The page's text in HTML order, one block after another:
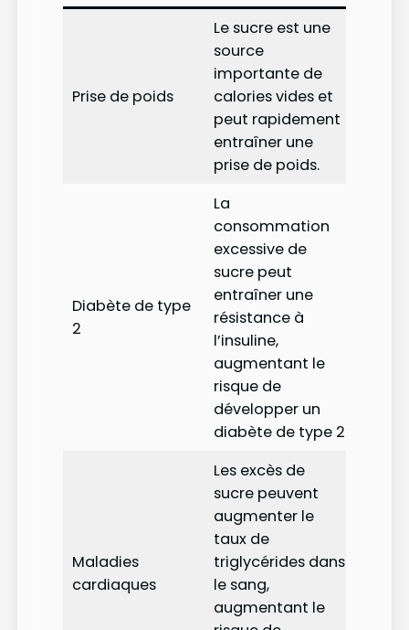
Prise de poids
Le sucre est une
source
importante de
calories vides et
peut rapidement
entraîner une
prise de poids.
Diabète de type
2
La
consommation
excessive de
sucre peut
entraîner une
résistance à
l’insuline,
augmentant le
risque de
développer un
diabète de type 2.
Maladies
cardiaques
Les excès de
sucre peuvent
augmenter le
taux de
triglycérides dans
le sang,
augmentant le